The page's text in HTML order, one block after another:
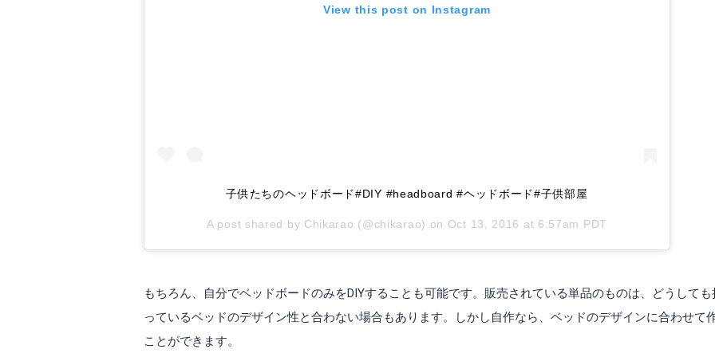
View this post on Instagram
子供たちのヘッドボード#DIY #headboard #ヘッドボード#子供部屋
A post shared by Chikarao (@chikarao) on Oct 13, 2016 at 6:57am PDT
もちろん、自分でベッドボードのみをDIYすることも可能です。販売されている単品のものは、どうしても
っているベッドのデザイン性と合わない場合もあります。しかし自作なら、ベッドのデザインに合わせて
ことができます。